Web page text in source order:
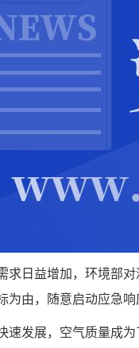
求日益增加，环境部
为由，随意启动应急
速发展，空气质量成